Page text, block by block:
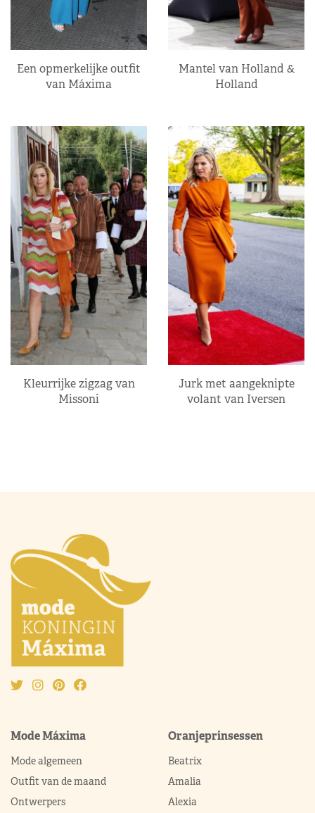
Een opmerkelijke outfit
van Máxima
Mantel van Holland &
Holland
Kleurrijke zigzag van
Missoni
Jurk met aangeknipte
volant van Iversen
Mode Máxima
Mode algemeen
Outfit van de maand
Ontwerpers
Oranjeprinsessen
Beatrix
Amalia
Alexia